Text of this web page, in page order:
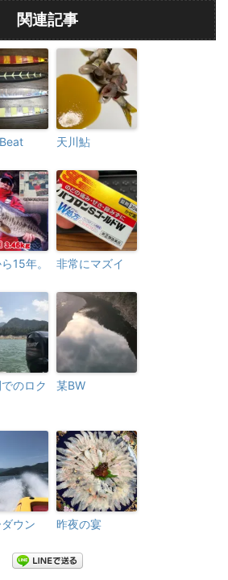
関連記事
天川鮎
15年。 非常にマズイ
のロク
某BW
ウン 昨夜の宴